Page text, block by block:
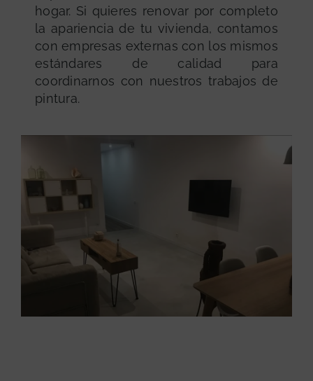
hogar. Si quieres renovar por completo
la apariencia de tu vivienda, contamos
con empresas externas con los mismos
estándares de calidad para
coordinarnos con nuestros trabajos de
pintura.